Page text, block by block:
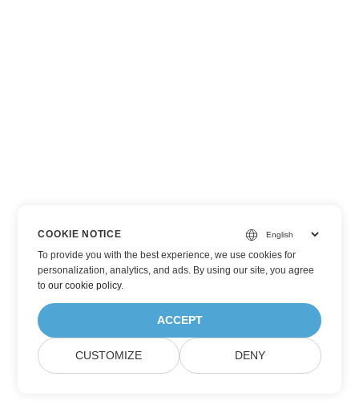
COOKIE NOTICE
To provide you with the best experience, we use cookies for
personalization, analytics, and ads. By using our site, you agree
toour cookie policy.
ACCEPT
CUSTOMIZE DENY